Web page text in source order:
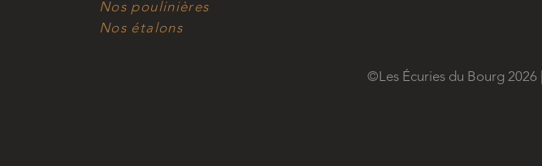
Nos poulinières
Nos étalons
©Les Écuries du Bourg 2026 |